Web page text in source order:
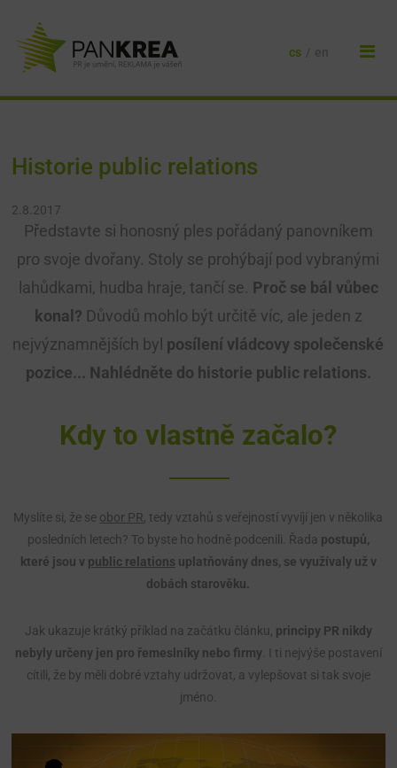
cs
Historie public relations
2.8.2017
Představte si honosný ples pořádaný panovníkem
pro svoje dvořany. Stoly se prohýbají pod vybranými
lahůdkami, hudba hraje, tančí se. Proč se bál vůbec
konal? Důvodů mohlo být určitě víc, ale jeden z
nejvýznamnějších byl posílení vládcovy společenské
pozice... Nahlédněte do historie public relations.
Kdy to vlastně začalo?
Myslíte si, že se obor PR, tedy vztahů s veřejností vyvíjí jen v několika
posledních letech? To byste ho hodně podcenili. Řada postupů,
které jsou v public relations uplatňovány dnes, se využívaly už v
dobách starověku.
Jak ukazuje krátký příklad na začátku článku, principy PR nikdy
nebyly určeny jen pro řemeslníky nebo firmy. I ti nejvýše postavení
cítili, že by měli dobré vztahy udržovat, a vylepšovat si tak svoje
jméno.